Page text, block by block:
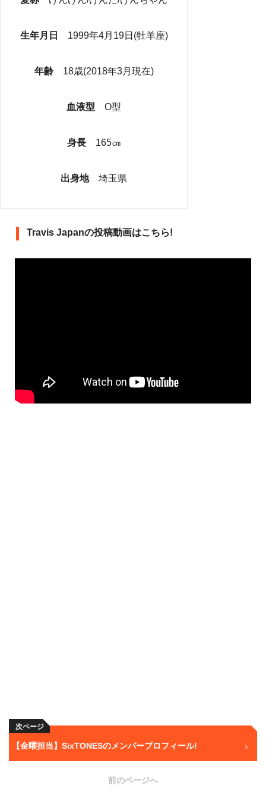
生年月日 1999年4月19日(牡羊座)
年齢 18歳(2018年3月現在)
血液型 O型
身長 165㎝
出身地 埼玉県
Travis Japanの投稿動画はこちら!
次ページ
【金曜担当】SixTONESのメンバープロフィール!
前のページへ